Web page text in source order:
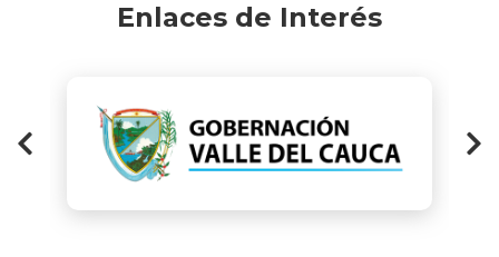
Enlaces de Interés